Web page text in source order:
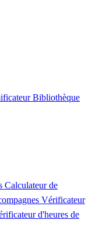
Bibliothèque
Calculateur de
Vérificateur
d'heures de